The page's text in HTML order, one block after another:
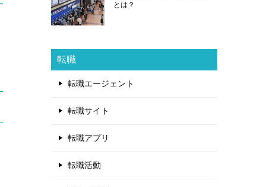
とは？
転職
転職エージェント
転職サイト
転職アプリ
転職活動